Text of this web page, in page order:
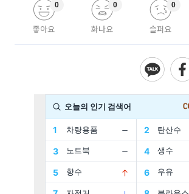
좋아요
0
화나요
0
슬퍼요
0